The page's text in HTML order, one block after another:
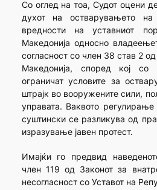
Со оглед на тоа, Судот оцени
духот на остварувањето
вредности на уставниот
Македонија односно
согласност со член 38 став 2
Македонија, според кој
ограничат условите за
штрајк во вооружените сили,
управата. Ваквото
суштински се разликува од
изразување јавен протест.
Имајќи го предвид
член 119 од Законот за
несогласност со Уставот на